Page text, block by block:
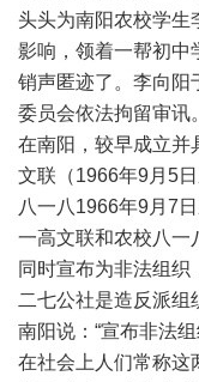
头头为南阳农校学生
影响，领着一帮初中
销声匿迹了。李向阳
委员会依法拘留审讯。
在南阳，较早成立并
文联（1966年9月5
八一八1966年9月7
一高文联和农校八一
同时宣布为非法组织
二七公社是造反派组
南阳说：“宣布非法
在社会上人们常称这